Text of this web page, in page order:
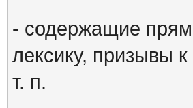
- содержащие
лексику, призывы
т. п.